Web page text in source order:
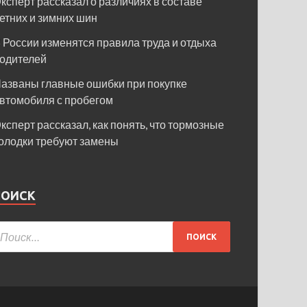
и зимних шин
России изменятся правила труда и отдыха
главные ошибки при покупке
с пробегом
рассказал, как понять, что тормозные
требуют замены